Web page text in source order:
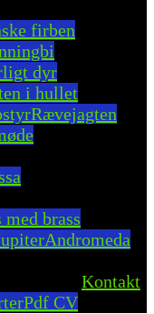
firben
dyr
i hullet
Rævejagten
med brass
Andromeda
Pdf CV
Kontakt